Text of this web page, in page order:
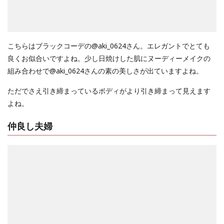
こちらはブラックコーデの@aki_0624さん。エレガントでとても
良くお似合いですよね。少し日焼けした肌にヌーディーメイクの
組み合わせで@aki_0624さんの素の美しさが出ていますよね。
ただでさえ引き締まっているボディがより引き締まって見えます
よね。
仲良し夫婦